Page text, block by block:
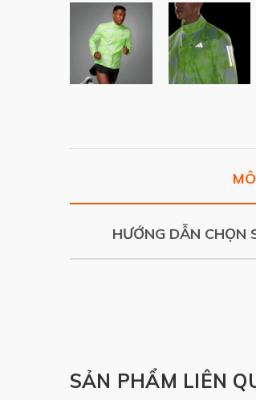
HƯỚNG DẪN CHỌN
SẢN PHẨM LIÊN